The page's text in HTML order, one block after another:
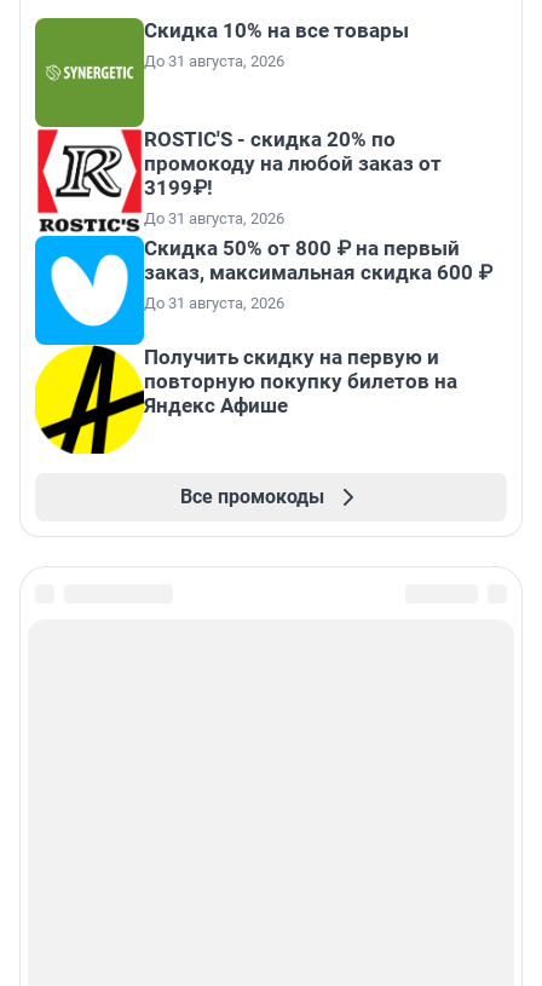
Скидка 10% на все товары
До 31 августа, 2026
ROSTIC'S - скидка 20% по
промокоду на любой заказ от
3199₽!
До 31 августа, 2026
Скидка 50% от 800 ₽ на первый
заказ, максимальная скидка 600 ₽
До 31 августа, 2026
Получить скидку на первую и
повторную покупку билетов на
Яндекс Афише
Все промокоды